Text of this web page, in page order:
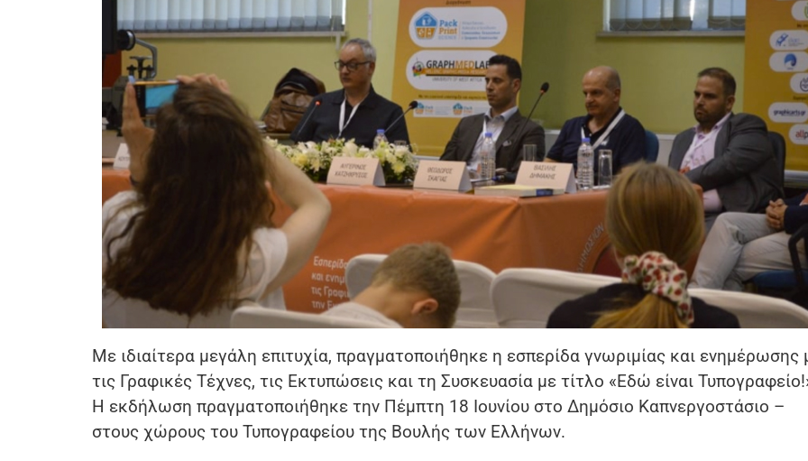
Με ιδιαίτερα μεγάλη επιτυχία, πραγματοποιήθηκε η εσπερίδα γνωριμίας και ενημέρωσης
τις Γραφικές Τέχνες, τις Εκτυπώσεις και τη Συσκευασία με τίτλο «Εδώ είναι
Η εκδήλωση πραγματοποιήθηκε την Πέμπτη 18 Ιουνίου στο Δημόσιο Καπνεργοστάσιο –
στους χώρους του Τυπογραφείου της Βουλής των Ελλήνων.